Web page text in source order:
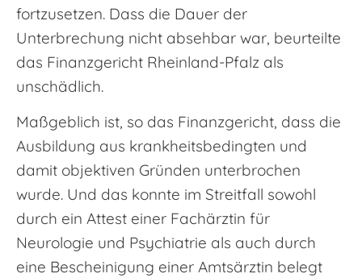
fortzusetzen. Dass die Dauer der
Unterbrechung nicht absehbar war, beurteilte
das Finanzgericht Rheinland-Pfalz als
unschädlich.
Maßgeblich ist, so das Finanzgericht, dass die
Ausbildung aus krankheitsbedingten und
damit objektiven Gründen unterbrochen
wurde. Und das konnte im Streitfall sowohl
durch ein Attest einer Fachärztin für
Neurologie und Psychiatrie als auch durch
eine Bescheinigung einer Amtsärztin belegt